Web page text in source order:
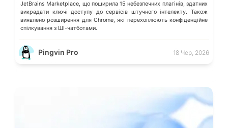
JetBrains Marketplace, що поширила 15 небезпечних плагінів, здатних
викрадати ключі доступу до сервісів штучного інтелекту. Також
виявлено розширення для Chrome, які перехоплюють конфіденційне
спілкування з ШІ-чатботами.
Pingvin Pro 18 Чер, 2026